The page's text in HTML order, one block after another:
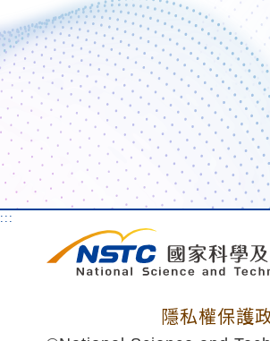
:::
隱私權保護